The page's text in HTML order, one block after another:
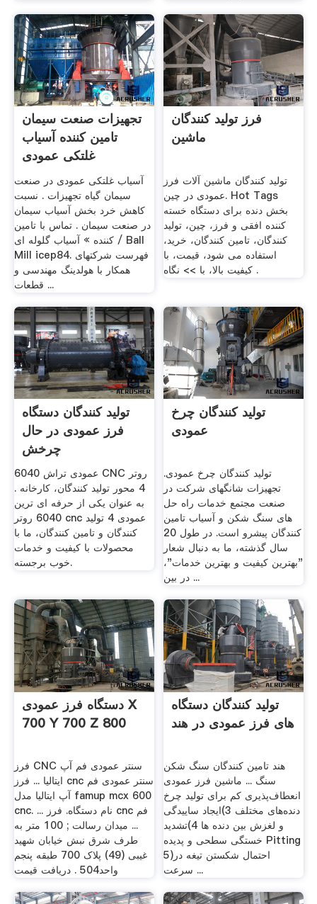
تجهیزات صنعت سیمان
تامین کننده آسیاب
غلتکی عمودی
آسیاب غلتکی عمودی در صنعت
سیمان گیاه تجهیزات . نسبت
کاهش خرد بخش آسیاب سیمان
در صنعت سیمان . تماس با تامین
کننده » آسیاب گلوله ای / Ball
Mill icep84. فهرست شرکتهای
همکار با هولدینگ مهندسی و
قطعات ...
فرز تولید کنندگان
ماشین
تولید کنندگان ماشین آلات فرز
عمودی در چین. Hot Tags
بخش دنده برای دستگاه خسته
کننده افقی و فرز، چین، تولید
کنندگان، تامین کنندگان، خرید،
استفاده می شود، قیمت، با
کیفیت بالا، با >> نگاه .
تولید کنندگان دستگاه
فرز عمودی در حال
چرخش
6040 عمودی تراش CNC روتر
4 محور تولید کنندگان، کارخانه .
به عنوان یکی از حرفه ای ترین
6040 روتر cnc عمودی 4 تولید
کنندگان و تامین کنندگان، ما با
محصولات با کیفیت و خدمات
خوب برجسته.
تولید کنندگان چرخ
عمودی
تولید کنندگان چرخ عمودی.
تجهیزات شانگهای شرکت در
صنعت مجتمع خدمات راه حل
های سنگ شکن و آسیاب تامین
کنندگان پیشرو است. در طول 20
سال گذشته، ما به دنبال شعار
"بهترین کیفیت و بهترین خدمات"،
در بین ...
دستگاه فرز عمودی X
700 Y 700 Z 800
فرز CNC سنتر عمودی فم آپ
ایتالیا ... فرز cnc سنتر عمودی فم
آپ ایتالیا مدل famup mcx 600
cnc. ... نام دستگاه. فرز cnc فم
... میدان رسالت ; 100 متر به
طرف شرق نبش خیابان شهید
غیبی (49) پلاک 700 طبقه پنجم
واحد504 . دریافت قیمت
تولید کنندگان دستگاه
های فرز عمودی در هند
هند تامین کنندگان سنگ شکن
سنگ ... ماشین فرز عمودی
انعطاف‌پذیری کم برای تولید چرخ
دنده‌های مختلف 3)ایجاد ساییدگی
و لغزش بین دنده ها 4)تشدید
خستگی سطحی و پدیده Pitting
5)احتمال شکستن تیغه در
سرعت ...